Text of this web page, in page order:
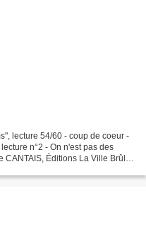
lecture 54/60 - coup de coeur -
n°2 - On n'est pas des
Éditions La Ville Brûle,